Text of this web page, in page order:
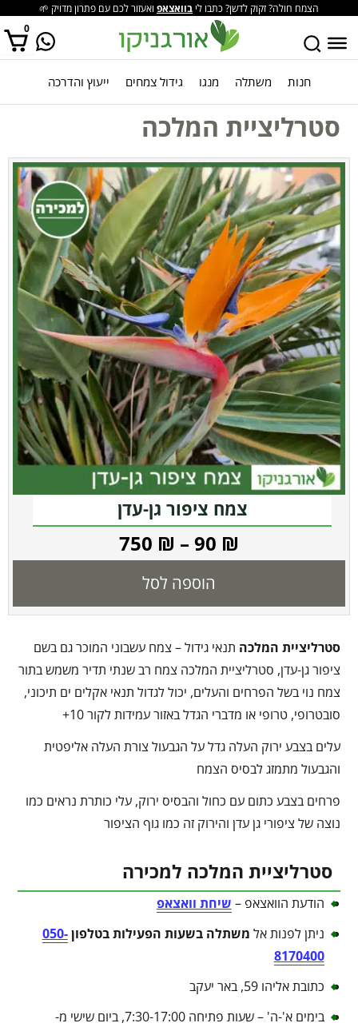
הצמח חולה? זקוק לדשן? כתבו לי בוואצאפ ואעזור לכם עם פתרון מדויק 🌱
0
אין מוצרים בסל הקניות. חנות משתלה מנגו גידול צמחים ייעוץ והדרכה
סטרליציית המלכה
צמח ציפור גן-עדן
90 ₪
–
750 ₪
הוספה לסל
סטרליציית המלכה תנאי גידול – צמח עשבוני המוכר גם בשם
ציפור גן-עדן, סטרליציית המלכה צמח רב שנתי תדיר משמש בתור
צמח נוי בשל הפרחים והעלים, יכול לגדול תנאי אקלים ים תיכוני,
סובטרופי, טרופי או מדברי הגדל באזור עמידות לקור 10+
עלים בצבע ירוק העלה גדל על הגבעול צורת העלה אליפטית
והגבעול מתמזג לבסיס הצמח
פרחים בצבע כתום עם כחול והבסיס ירוק, עלי כותרת נראים כמו
נוצה של ציפורי גן עדן והירוק זה כמו גוף הציפור
סטרליציית המלכה למכירה
הודעת הוואצאפ – שיחת וואצאפ
ניתן לפנות אל משתלה בשעות הפעילות בטלפון050-
8170400
כתובת אליהו 59, באר יעקב
בימים א'-ה' – שעות פתיחה 7:30-17:00, ביום שישי מ-